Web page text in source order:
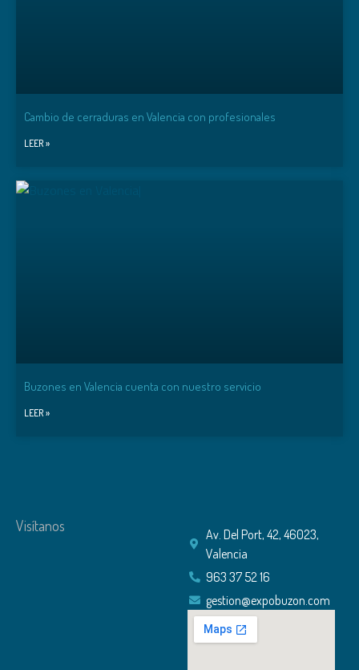
Cambio de cerraduras en Valencia con profesionales
LEER »
Buzones en Valencia cuenta con nuestro servicio
LEER »
Visítanos
Av. Del Port, 42, 46023,
Valencia
963 37 52 16
gestion@expobuzon.com